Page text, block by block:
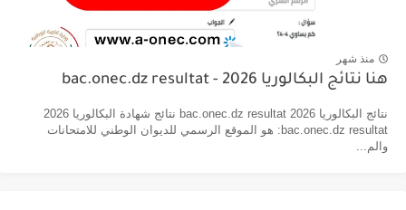
منذ شهر
هنا نتائج البكالوريا 2026 - bac.onec.dz resultat
نتائج البكالوريا 2026 bac.onec.dz resultat نتائج شهادة البكالوريا 2026
bac.onec.dz resultat: هو الموقع الرسمي للديوان الوطني للامتحانات
والم...